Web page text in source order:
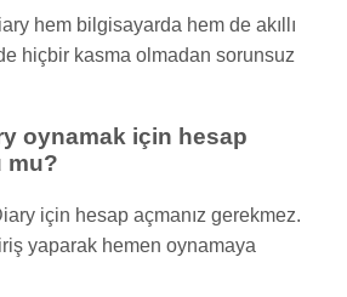
hem bilgisayarda hem de akıllı
hiçbir kasma olmadan sorunsuz
oynamak için hesap
mu?
için hesap açmanız gerekmez.
yaparak hemen oynamaya